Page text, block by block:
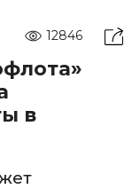
12846
в